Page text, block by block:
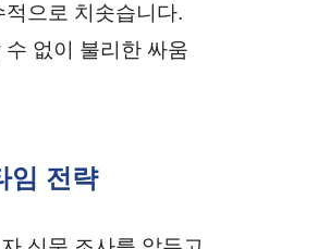
으로 치솟습니다.
없이 불리한 싸움
임 전략